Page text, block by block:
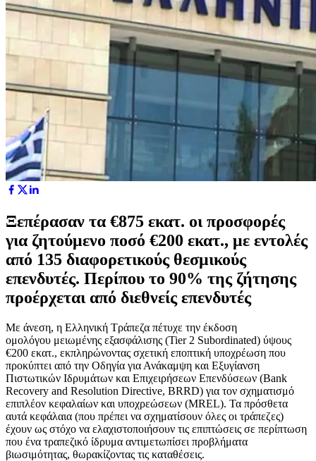
Ξεπέρασαν τα €875 εκατ. οι προσφορές
για ζητούμενο ποσό €200 εκατ., με εντολές
από 135 διαφορετικούς θεσμικούς
επενδυτές. Περίπου το 90% της ζήτησης
προέρχεται από διεθνείς επενδυτές
Με άνεση, η Ελληνική Τράπεζα πέτυχε την έκδοση
ομολόγου μειωμένης εξασφάλισης (Tier 2 Subordinated) ύψους
€200 εκατ., εκπληρώνοντας σχετική εποπτική υποχρέωση που
προκύπτει από την Οδηγία για Ανάκαμψη και Εξυγίανση
Πιστωτικών Ιδρυμάτων και Επιχειρήσεων Επενδύσεων (Bank
Recovery and Resolution Directive, BRRD) για τον σχηματισμό
επιπλέον κεφαλαίων και υποχρεώσεων (MREL). Τα πρόσθετα
αυτά κεφάλαια (που πρέπει να σχηματίσουν όλες οι τράπεζες)
έχουν ως στόχο να ελαχιστοποιήσουν τις επιπτώσεις σε περίπτωση
που ένα τραπεζικό ίδρυμα αντιμετωπίσει προβλήματα
βιωσιμότητας, θωρακίζοντας τις καταθέσεις.